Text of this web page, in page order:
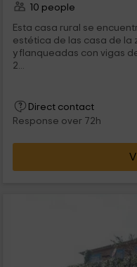
10 people
Esta casa rural se
estética de las casa de la
y flanqueadas con vigas
2...
Direct contact
Response over 72h